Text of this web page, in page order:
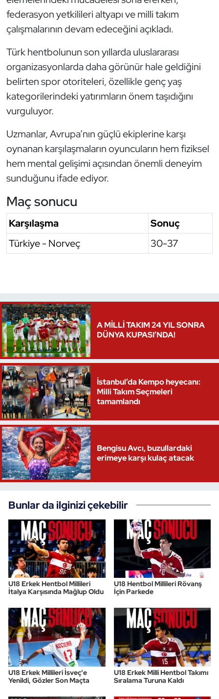
federasyon yetkilileri altyapı ve milli takım
çalışmalarının devam edeceğini açıkladı.
Türk hentbolunun son yıllarda uluslararası
organizasyonlarda daha görünür hale geldiğini
belirten spor otoriteleri, özellikle genç yaş
kategorilerindeki yatırımların önem taşıdığını
vurguluyor.
Uzmanlar, Avrupa’nın güçlü ekiplerine karşı
oynanan karşılaşmaların oyuncuların hem fiziksel
hem mental gelişimi açısından önemli deneyim
sunduğunu ifade ediyor.
Maç sonucu
Karşılaşma
Sonuç
Türkiye - Norveç
30-37
A MİLLİ TAKIM 24 YIL SONRA
DÜNYA KUPASI’NDA!
İstanbul’da Kempo heyecanı:
Milli Takım Seçmeleri
tamamlandı
Bengisu Avcı, buzullardaki
erimeye karşı kulaç atacak
Bunlar da ilginizi çekebilir
U18 Erkek Hentbol Millileri
İtalya Karşısında Mağlup Oldu
U18 Hentbol Millileri Rövanş
İçin Parkede
U18 Erkek Millileri İsveç'e
Yenildi, Gözler Son Maçta
U18 Erkek Milli Hentbol Takımı
Sıralama Turuna Kaldı
Triatlon
Vücut Geliştirme Fitness
Wushu Kungfu
Yelken
Yüzme